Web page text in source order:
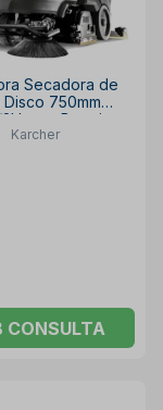
Secadora de
Disco 750mm
com Bateria e
B 90 R
Karcher
CONSULTA